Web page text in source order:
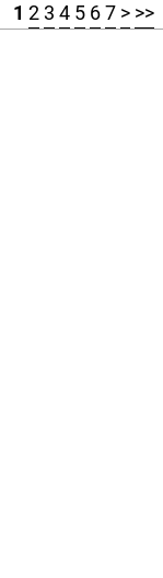
1 2 3 4 5 67 > >>